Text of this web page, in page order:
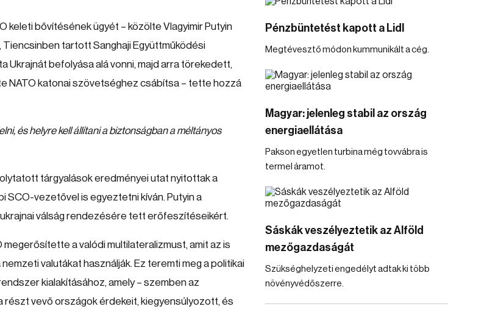
keleti bővítésének ügyét – közölte Vlagyimir Putyin
tartott Sanghaji Együttműködési
Ukrajnát befolyása alá vonni, majd arra törekedett,
NATO katonai szövetséghez csábítsa – tette hozzá
és helyre kell állítani a biztonságban a méltányos
tárgyalások eredményei utat nyitottak a
SCO-vezetővel is egyeztetni kíván. Putyin a
válság rendezésére tett erőfeszítéseikért.
a valódi multilateralizmust, amit az is
valutákat használják. Ez teremti meg a politikai
kialakításához, amely – szemben az
vevő országok érdekeit, kiegyensúlyozott, és
Pénzbüntetést kapott a Lidl
Megtévesztő módon kummunikált a cég.
Magyar: jelenleg stabil az ország
energiaellátása
Pakson egyetlen turbina még tovvábra is
termel áramot.
Sáskák veszélyeztetik az Alföld
mezőgazdaságát
Szükséghelyzeti engedélyt adtak ki több
növényvédőszerre.